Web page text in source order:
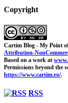
Copyright
Cartim Blog - My Point
Attribution-
Based on a work at
Permissions beyond the
https://www.cartim.ro/.
RSS